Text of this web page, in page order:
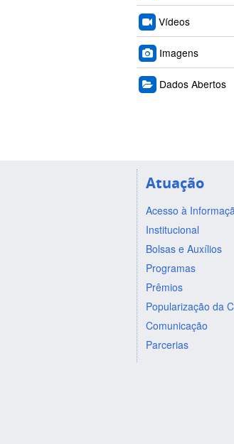
Vídeos
Imagens
Dados Abertos
Atuação
Acesso à
Institucional
Bolsas e Auxílios
Programas
Prêmios
Popularização da
Comunicação
Parcerias